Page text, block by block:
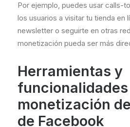
Por ejemplo, puedes usar calls-
los usuarios a visitar tu tienda en
newsletter o seguirte en otras
monetización pueda ser más
Herramientas y
funcionalidades
monetización
de Facebook